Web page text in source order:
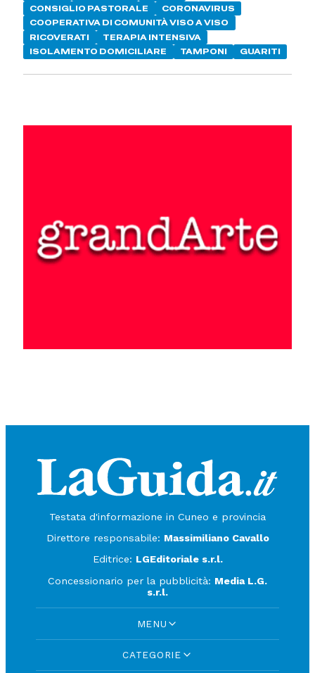
CONSIGLIO PASTORALE
CORONAVIRUS
COOPERATIVA DI COMUNITÀ VISO A VISO
RICOVERATI
TERAPIA INTENSIVA
ISOLAMENTO DOMICILIARE
TAMPONI GUARITI
Testata d'informazione in Cuneo e provincia
Direttore responsabile: Massimiliano Cavallo
Editrice: LGEditoriale s.r.l.
Concessionario per la pubblicità: Media L.G.
s.r.l.
MENU
CATEGORIE